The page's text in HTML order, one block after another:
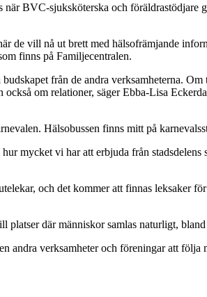
BVC-sjuksköterska och
de vill nå ut brett med hälsofrämjande
finns på Familjecentralen.
från de andra verksamheterna.
om relationer, säger Ebba-Lisa
Hälsobussen finns mitt på
mycket vi har att erbjuda från
och det kommer att finnas leksaker
platser där människor samlas naturligt,
andra verksamheter och föreningar att